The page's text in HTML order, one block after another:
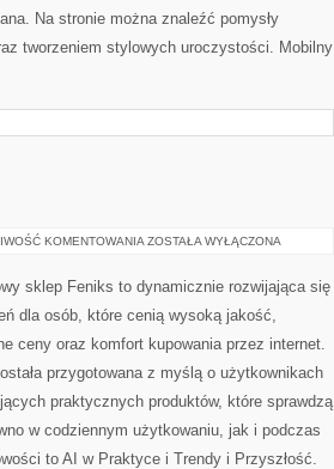
Na stronie można znaleźć pomysły
tworzeniem stylowych uroczystości. Mobilny
KOMENTOWANIA PRAWA
ZOSTAŁA WYŁĄCZONA
sklep Feniks to dynamicznie rozwijająca się
dla osób, które cenią wysoką jakość,
ceny oraz komfort kupowania przez internet.
przygotowana z myślą o użytkownikach
praktycznych produktów, które sprawdzą
w codziennym użytkowaniu, jak i podczas
to AI w Praktyce i Trendy i Przyszłość.